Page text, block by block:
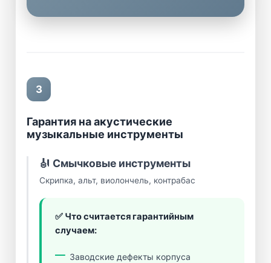
3
Гарантия на акустические
музыкальные инструменты
🎻 Смычковые инструменты
Скрипка, альт, виолончель, контрабас
✅ Что считается гарантийным
случаем:
Заводские дефекты корпуса